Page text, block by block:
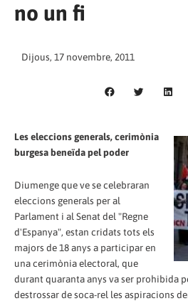
no un fi
Dijous, 17 novembre, 2011
Les eleccions generals, cerimònia
burgesa beneïda pel poder
Diumenge que ve se celebraran
eleccions generals per al
Parlament i al Senat del "Regne
d'Espanya", estan cridats tots els
majors de 18 anys a participar en
una cerimònia electoral, que
durant quaranta anys va ser prohibida
destrossar de soca-rel les aspiracions